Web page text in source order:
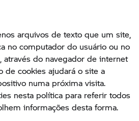
arquivos de texto que um site,
no computador do usuário ou no
do navegador de internet
de cookies ajudará o site a
numa próxima visita.
nesta política para referir todos
informações desta forma.